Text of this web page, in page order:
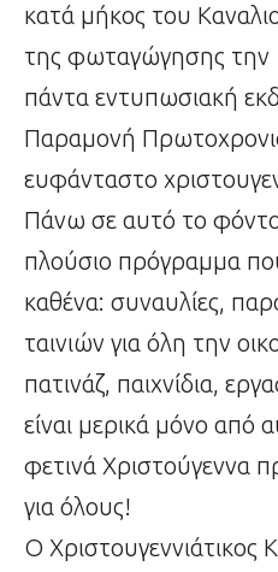
κατά μήκος του
της φωταγώγησης την
πάντα εντυπωσιακή
Παραμονή
ευφάνταστο
Πάνω σε αυτό το
πλούσιο πρόγραμμα που
καθένα: συναυλίες,
ταινιών για όλη την
πατινάζ, παιχνίδια,
είναι μερικά μόνο από
φετινά Χριστούγεννα
για όλους!
Ο Χριστουγεννιάτικος